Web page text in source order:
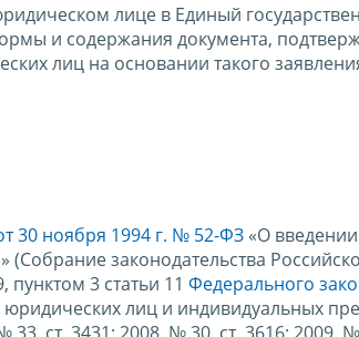
лице в Единый
и содержания документа,
лиц на основании такого
30 ноября 1994 г. № 52-ФЗ «О
(Собрание законодательства
пунктом 3 статьи 11 Федерального
лиц и индивидуальных
ст. 3431; 2008, № 30, ст. 3616; 2009,